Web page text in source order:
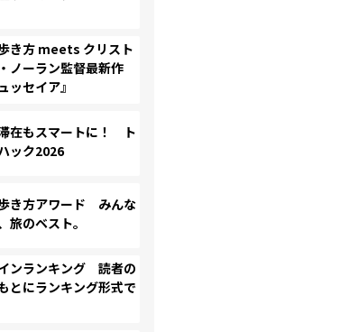
き方 meets クリスト
ノーラン監督最新作
ッセイア』
在もスマートに！ ト
ック2026
き方アワード みんな
旅のベスト。
ンランキング 読者の
とにランキング形式で